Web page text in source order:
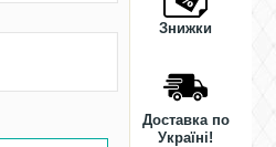
Знижки
Доставка по
Україні!